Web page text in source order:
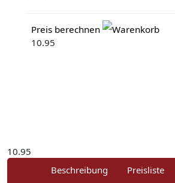
Preis berechnen
Warenkorb
10.95
10.95
Beschreibung
Preisliste